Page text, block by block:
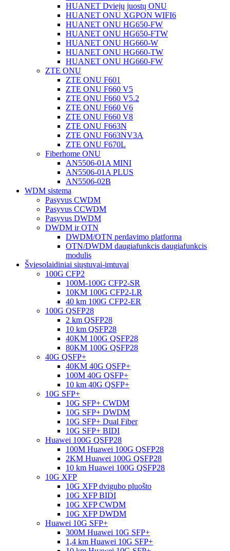
HUANET Dviejų juostų ONU
HUANET ONU XGPON WIFI6
HUANET ONU HG650-FW
HUANET ONU HG650-FTW
HUANET ONU HG660-W
HUANET ONU HG660-TW
HUANET ONU HG660-FW
ZTE ONU
ZTE ONU F601
ZTE ONU F660 V5
ZTE ONU F660 V5.2
ZTE ONU F660 V6
ZTE ONU F660 V8
ZTE ONU F663N
ZTE ONU F663NV3A
ZTE ONU F670L
Fiberhome ONU
AN5506-01A MINI
AN5506-01A PLUS
AN5506-02B
WDM sistema
Pasyvus CWDM
Pasyvus CCWDM
Pasyvus DWDM
DWDM ir OTN
DWDM/OTN perdavimo platforma
OTN/DWDM daugiafunkcis daugiafunkcis
modulis
Šviesolaidiniai siųstuvai-imtuvai
100G CFP2
100M-100G CFP2-SR
10KM 100G CFP2-LR
40 km 100G CFP2-ER
100G QSFP28
2 km QSFP28
10 km QSFP28
40KM 100G QSFP28
80KM 100G QSFP28
40G QSFP+
40KM 40G QSFP+
100M 40G QSFP+
10 km 40G QSFP+
10G SFP+
10G SFP+ CWDM
10G SFP+ DWDM
10G SFP+ Dual Fiber
10G SFP+ BIDI
Huawei 100G QSFP28
100M Huawei 100G QSFP28
2KM Huawei 100G QSFP28
10 km Huawei 100G QSFP28
10G XFP
10G XFP dvigubo pluošto
10G XFP BIDI
10G XFP CWDM
10G XFP DWDM
Huawei 10G SFP+
300M Huawei 10G SFP+
1,4 km Huawei 10G SFP+